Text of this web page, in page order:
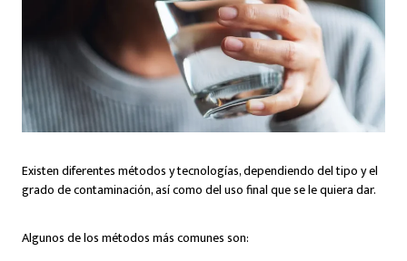
Existen diferentes métodos y tecnologías, dependiendo del tipo y el
grado de contaminación, así como del uso final que se le quiera dar.
Algunos de los métodos más comunes son: